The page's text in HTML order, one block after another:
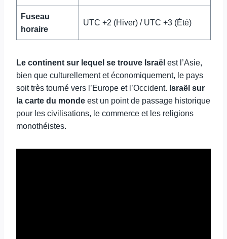
Fuseau
horaire
UTC +2 (Hiver) / UTC +3 (Été)
Le continent sur lequel se trouve Israël est l’Asie,
bien que culturellement et économiquement, le pays
soit très tourné vers l’Europe et l’Occident. Israël sur
la carte du monde est un point de passage historique
pour les civilisations, le commerce et les religions
monothéistes.